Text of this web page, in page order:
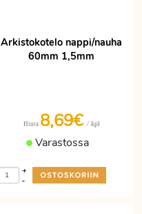
Arkistokotelo nappi/nauha
60mm 1,5mm
Hinta 8,69€ / kpl
Varastossa
-
+